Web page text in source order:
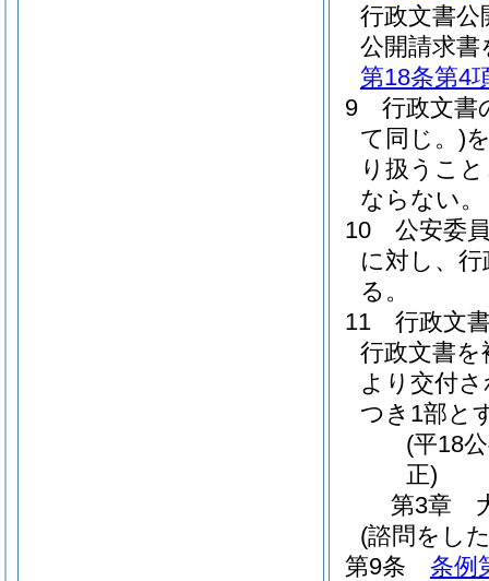
行政文書
公開請求
第18条第4
9
行政文書
て同じ。)
り扱うこ
ならない。
10
公安委
に対し、
る。
11
行政文
行政文書
より交付
つき1部と
(平18
正)
第3章
(諮問をし
第9条
条例